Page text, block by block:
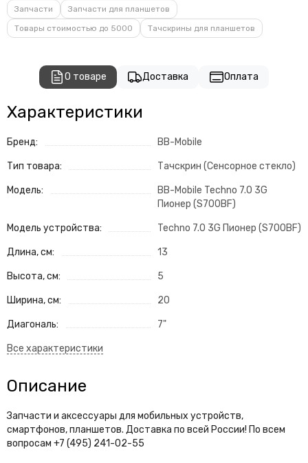
Запчасти
Запчасти для планшетов
Товары стоимостью до 5000
Тачскрины для планшетов
О товаре Доставка Оплата
Характеристики
Бренд: BB-Mobile
Тип товара: Тачскрин (Сенсорное стекло)
Модель:
BB-Mobile Techno 7.0 3G
Пионер (S700BF)
Модель устройства: Techno 7.0 3G Пионер (S700BF)
Длина, см: 13
Высота, см: 5
Ширина, см: 20
Диагональ: 7"
Описание
Запчасти и аксессуары для мобильных устройств,
смартфонов, планшетов. Доставка по всей России! По всем
вопросам +7 (495) 241-02-55